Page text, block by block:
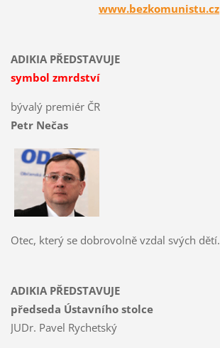
www.bezkomunistu.cz
ADIKIA PŘEDSTAVUJE
symbol zmrdství
bývalý premiér ČR
Petr Nečas
Otec, který se dobrovolně vzdal svých dětí.
ADIKIA PŘEDSTAVUJE
předseda Ústavního stolce
JUDr. Pavel Rychetský